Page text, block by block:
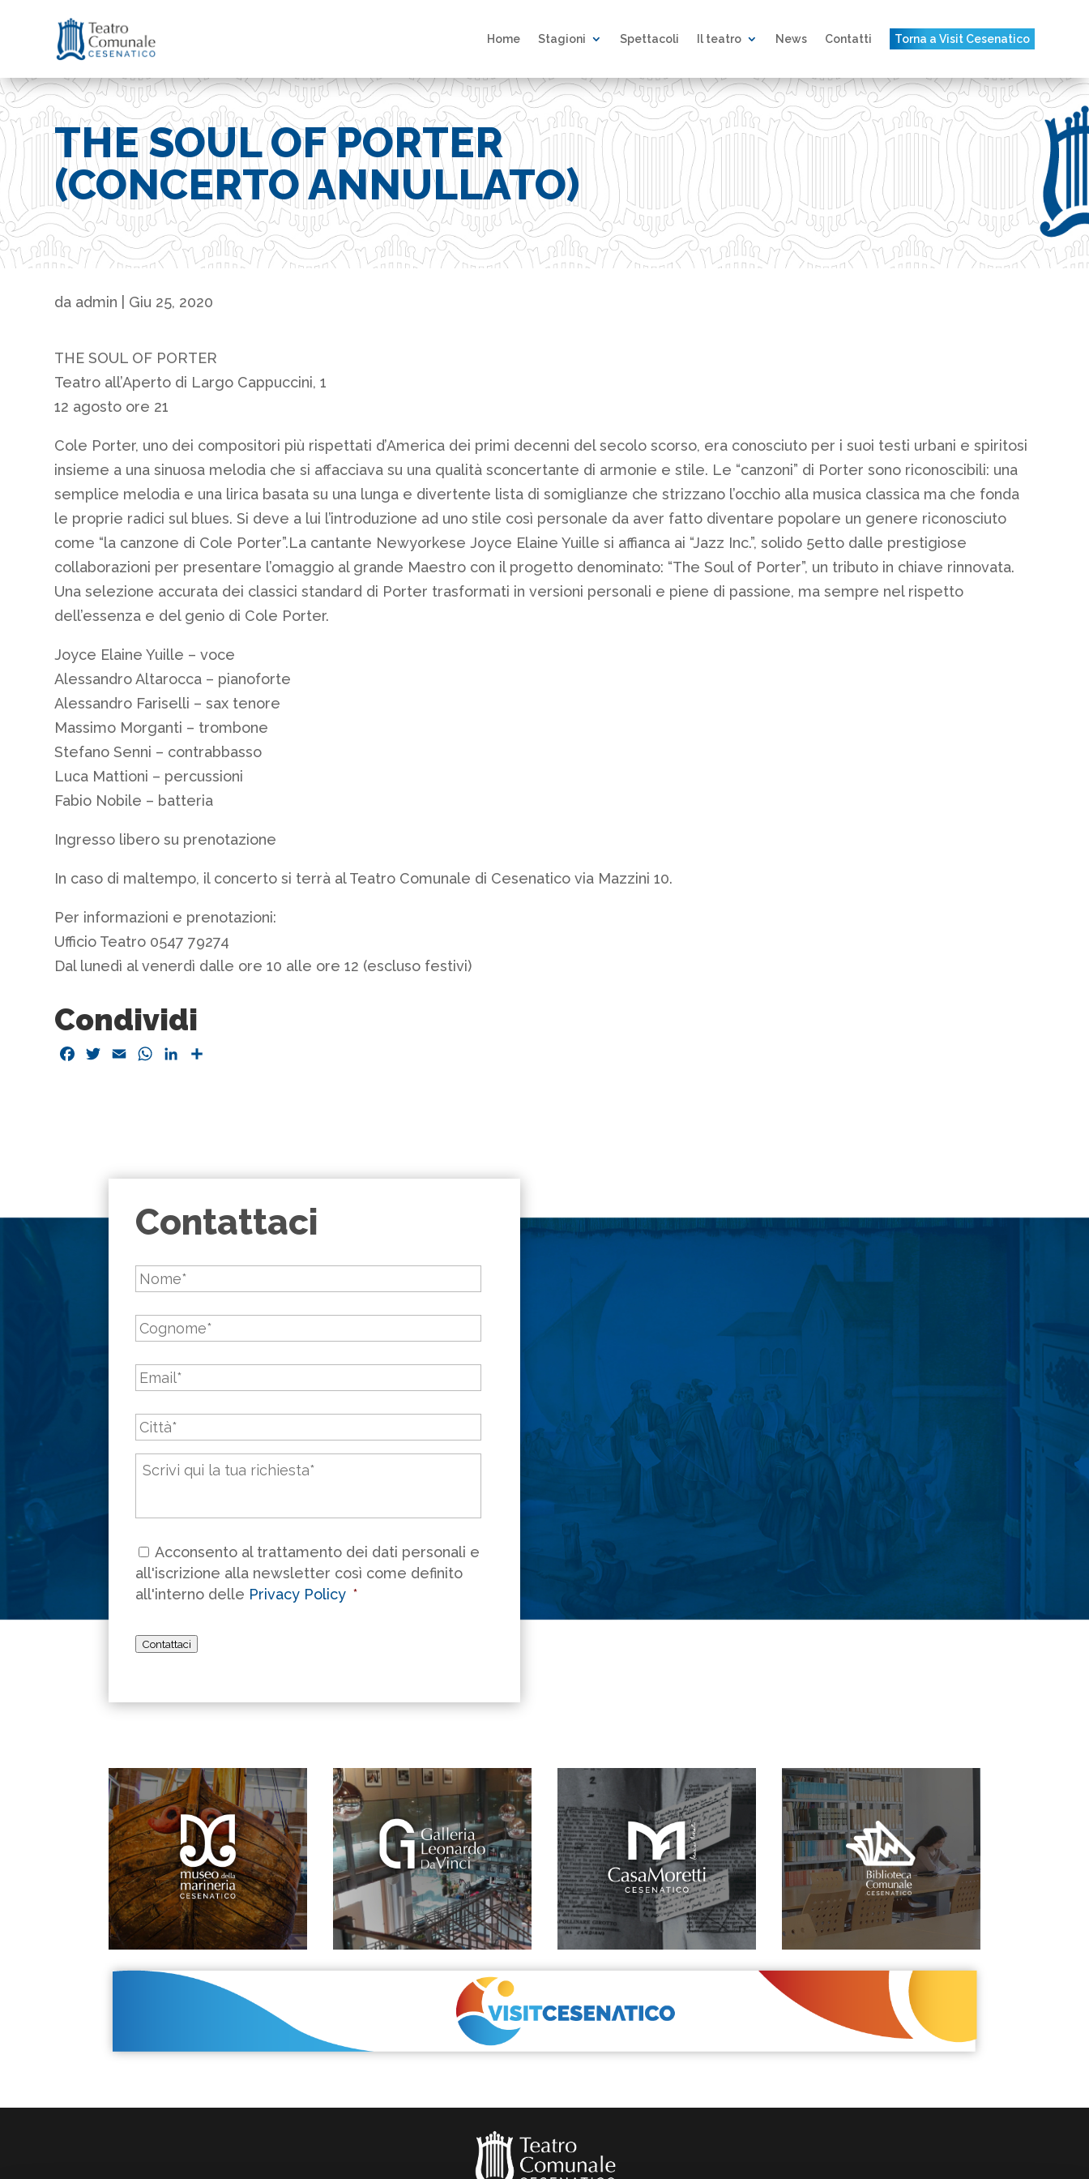
Home Stagioni Spettacoli Il teatro News Contatti Torna a Visit Cesenatico
THE SOUL OF PORTER
(CONCERTO ANNULLATO)
da admin Giu 25, 2020
THE SOUL OF PORTER
Teatro all’Aperto di Largo Cappuccini, 1
12 agosto ore 21
Cole Porter, uno dei compositori più rispettati d’America dei primi decenni del secolo scorso, era conosciuto per i suoi testi urbani e spiritosi
insieme a una sinuosa melodia che si affacciava su una qualità sconcertante di armonie e stile. Le “canzoni” di Porter sono riconoscibili: una
semplice melodia e una lirica basata su una lunga e divertente lista di somiglianze che strizzano l’occhio alla musica classica ma che fonda
le proprie radici sul blues. Si deve a lui l’introduzione ad uno stile così personale da aver fatto diventare popolare un genere riconosciuto
come “la canzone di Cole Porter”.La cantante Newyorkese Joyce Elaine Yuille si affianca ai “Jazz Inc.”, solido 5etto dalle prestigiose
collaborazioni per presentare l’omaggio al grande Maestro con il progetto denominato: “The Soul of Porter”, un tributo in chiave rinnovata.
Una selezione accurata dei classici standard di Porter trasformati in versioni personali e piene di passione, ma sempre nel rispetto
dell’essenza e del genio di Cole Porter.
Joyce Elaine Yuille – voce
Alessandro Altarocca – pianoforte
Alessandro Fariselli – sax tenore
Massimo Morganti – trombone
Stefano Senni – contrabbasso
Luca Mattioni – percussioni
Fabio Nobile – batteria
Ingresso libero su prenotazione
In caso di maltempo, il concerto si terrà al Teatro Comunale di Cesenatico via Mazzini 10.
Per informazioni e prenotazioni:
Ufficio Teatro 0547 79274
Dal lunedì al venerdì dalle ore 10 alle ore 12 (escluso festivi)
Condividi
Facebook
TwitterEmail WhatsApp
LinkedIn
Contattaci
Nome *
Cognome *
Email *
Città *
Messaggio
Consenso *
Acconsento al trattamento dei dati personali e
all'iscrizione alla newsletter così come definito
all'interno delle Privacy Policy *
Contattaci